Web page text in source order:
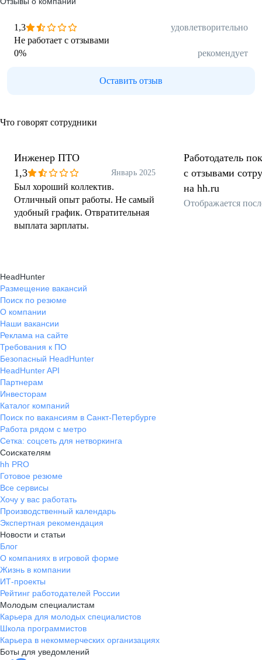
1,3
удовлетворительно
Не работает с отзывами
0% рекомендует
Оставить отзыв
Что говорят сотрудники
Инженер ПТО
1,3
Январь 2025
Был хороший коллектив.
Отличный опыт работы. Не самый
удобный график. Отвратительная
выплата зарплаты.
Работодатель
с отзывами
на hh.ru
Отображается
HeadHunter
Размещение вакансий
Поиск по резюме
О компании
Наши вакансии
Реклама на сайте
Требования к ПО
Безопасный HeadHunter
HeadHunter API
Партнерам
Инвесторам
Каталог компаний
Поиск по вакансиям в Санкт-Петербурге
Работа рядом с метро
Сетка: соцсеть для нетворкинга
Соискателям
hh PRO
Готовое резюме
Все сервисы
Хочу у вас работать
Производственный календарь
Экспертная рекомендация
Новости и статьи
Блог
О компаниях в игровой форме
Жизнь в компании
ИТ-проекты
Рейтинг работодателей России
Молодым специалистам
Карьера для молодых специалистов
Школа программистов
Карьера в некоммерческих организациях
Боты для уведомлений